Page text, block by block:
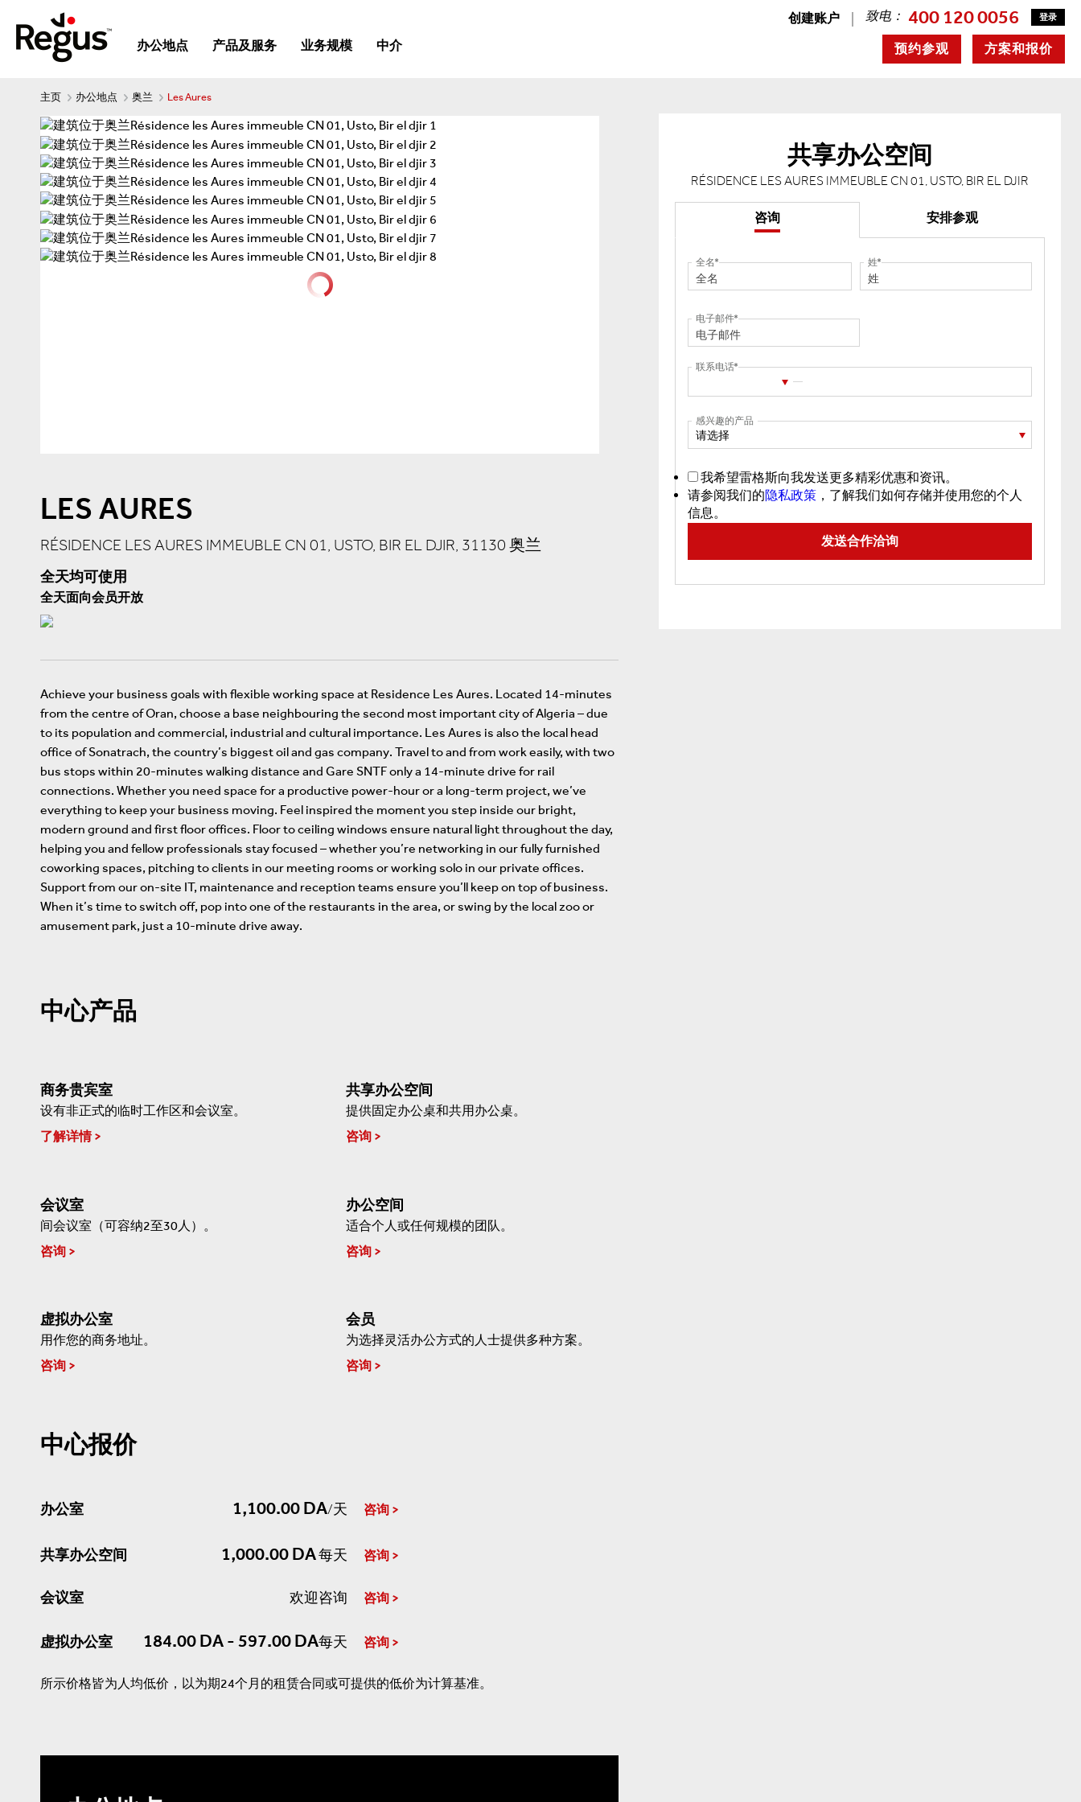
创建账户 致电： 400 120 0056 登录
方案和报价
预约参观
办公地点 产品及服务 业务规模 中介
主页 办公地点 奥兰 Les Aures
LES AURES
RÉSIDENCE LES AURES IMMEUBLE CN 01, USTO, BIR EL DJIR, 31130 奥兰
全天均可使用
全天面向会员开放
Achieve your business goals with flexible working space at Residence Les Aures. Located 14-minutes
from the centre of Oran, choose a base neighbouring the second most important city of Algeria – due
to its population and commercial, industrial and cultural importance. Les Aures is also the local head
office of Sonatrach, the country’s biggest oil and gas company. Travel to and from work easily, with two
bus stops within 20-minutes walking distance and Gare SNTF only a 14-minute drive for rail
connections. Whether you need space for a productive power-hour or a long-term project, we’ve
everything to keep your business moving. Feel inspired the moment you step inside our bright,
modern ground and first floor offices. Floor to ceiling windows ensure natural light throughout the day,
helping you and fellow professionals stay focused – whether you’re networking in our fully furnished
coworking spaces, pitching to clients in our meeting rooms or working solo in our private offices.
Support from our on-site IT, maintenance and reception teams ensure you’ll keep on top of business.
When it’s time to switch off, pop into one of the restaurants in the area, or swing by the local zoo or
amusement park, just a 10-minute drive away.
中心产品
商务贵宾室
设有非正式的临时工作区和会议室。
了解详情
共享办公空间
提供固定办公桌和共用办公桌。
咨询
会议室
间会议室（可容纳2至30人）。
咨询
办公空间
适合个人或任何规模的团队。
咨询
虚拟办公室
用作您的商务地址。
咨询
会员
为选择灵活办公方式的人士提供多种方案。
咨询
中心报价
办公室 1,100.00 DA/天 咨询
共享办公空间 1,000.00 DA每天 咨询
会议室 欢迎咨询 咨询
虚拟办公室 184.00 DA - 597.00 DA每天 咨询
所示价格皆为人均低价，以为期24个月的租赁合同或可提供的低价为计算基准。
共享办公空间
RÉSIDENCE LES AURES IMMEUBLE CN 01, USTO, BIR EL DJIR
咨询 安排参观
全名 姓
电子邮件
联系电话
感兴趣的产品
请选择
我希望雷格斯向我发送更多精彩优惠和资讯。
请参阅我们的隐私政策 ，了解我们如何存储并使用您的个人
信息。